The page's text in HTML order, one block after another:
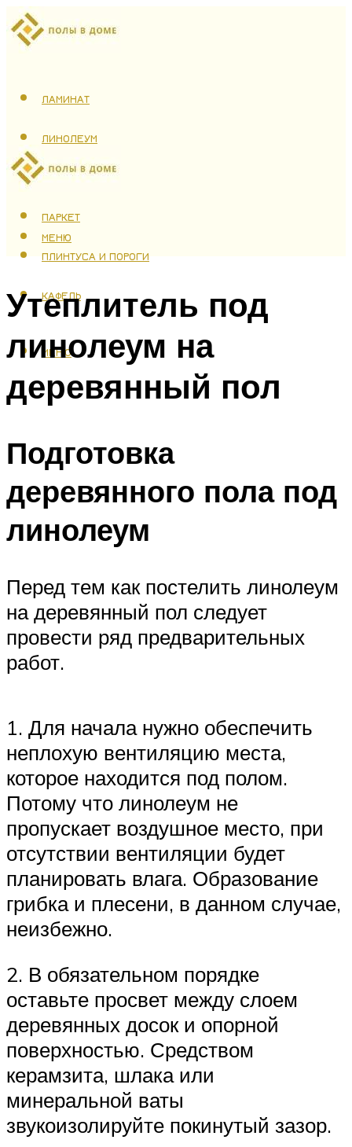
ЛАМИНАТ
ЛИНОЛЕУМ
ТЕПЛЫЙ ПОЛ
ПАРКЕТ
ПЛИНТУСА И ПОРОГИ
КАФЕЛЬ
МЕНЮ
МЕНЮ
Утеплитель под
линолеум на
деревянный пол
Подготовка
деревянного пола под
линолеум
Перед тем как постелить линолеум
на деревянный пол следует
провести ряд предварительных
работ.
1. Для начала нужно обеспечить
неплохую вентиляцию места,
которое находится под полом.
Потому что линолеум не
пропускает воздушное место, при
отсутствии вентиляции будет
планировать влага. Образование
грибка и плесени, в данном случае,
неизбежно.
2. В обязательном порядке
оставьте просвет между слоем
деревянных досок и опорной
поверхностью. Средством
керамзита, шлака или
минеральной ваты
звукоизолируйте покинутый зазор.